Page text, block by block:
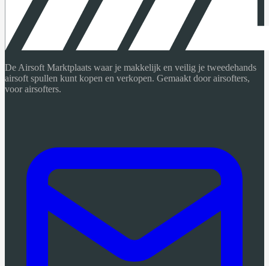
De Airsoft Marktplaats waar je makkelijk en veilig je tweedehands
airsoft spullen kunt kopen en verkopen. Gemaakt door airsofters,
voor airsofters.